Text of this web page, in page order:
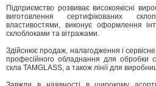
Підприємство розвиває високоякісні
виготовлення сертифікованих
властивостями, виконує оформлення
склоблоками та вітражами.
Здійснює продаж, налагодження і сервісне
професійного обладнання для обробки
скла TAMGLASS, а також лінії для